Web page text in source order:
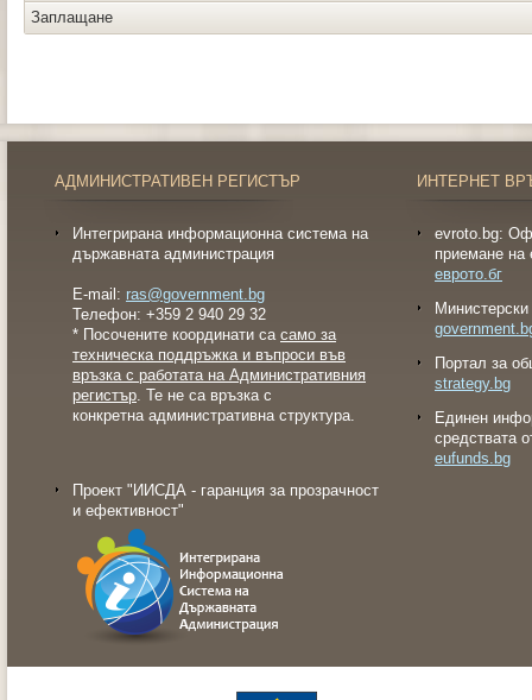
Заплащане
АДМИНИСТРАТИВЕН РЕГИСТЪР
Интегрирана информационна система на
държавната администрация
E-mail: ras@government.bg
Телефон: +359 2 940 29 32
* Посочените координати са само за
техническа поддръжка и въпроси във
връзка с работата на Административния
регистър. Те не са връзка с
конкретна административна структура.
Проект "ИИСДА - гаранция за прозрачност
и ефективност"
ИНТЕРНЕТ
evroto.bg:
приемане на
еврото.бг
Портал за
strategy.bg
Eдинен
средствата
eufunds.bg